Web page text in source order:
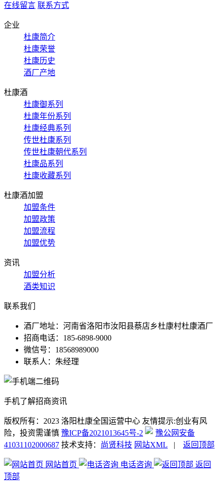
在线留言 联系方式
企业
杜康简介
杜康荣誉
杜康历史
酒厂产地
杜康酒
杜康御系列
杜康年份系列
杜康经典系列
传世杜康系列
传世杜康朝代系列
杜康品系列
杜康收藏系列
杜康酒加盟
加盟条件
加盟政策
加盟流程
加盟优势
资讯
加盟分析
酒类知识
联系我们
酒厂地址：河南省洛阳市汝阳县蔡店乡杜康村杜康酒厂
招商电话：185-6898-9000
微信号：18568989000
联系人：朱经理
手机了解招商资讯
版权所有：2023 洛阳杜康全国运营中心 友情提示:创业有风
险，投资需谨慎 豫ICP备2021013645号-2
豫公网安备
41031102000687 技术支持： 尚贤科技 网站XML | 返回顶部
网站首页 电话咨询
返回
顶部